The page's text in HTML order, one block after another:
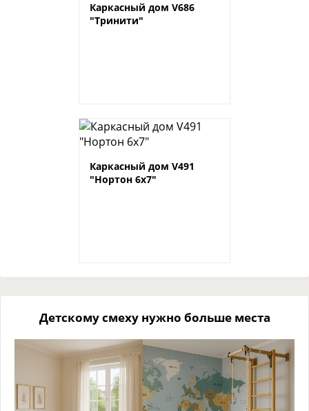
Каркасный дом V686
"Тринити"
Каркасный дом V491
"Нортон 6х7"
Детскому смеху нужно больше места